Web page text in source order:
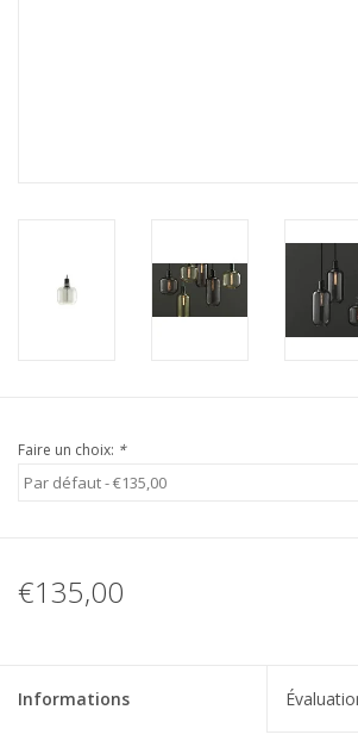
Faire un choix: *
€135,00
Informations